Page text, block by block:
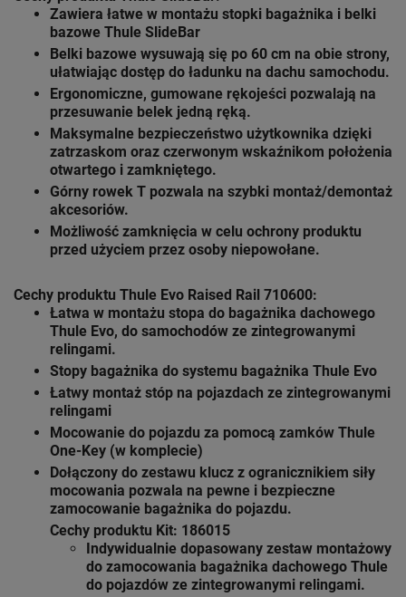
Zawiera łatwe w montażu stopki bagażnika i belki
bazowe Thule SlideBar
Belki bazowe wysuwają się po 60 cm na obie strony,
ułatwiając dostęp do ładunku na dachu samochodu.
Ergonomiczne, gumowane rękojeści pozwalają na
przesuwanie belek jedną ręką.
Maksymalne bezpieczeństwo użytkownika dzięki
zatrzaskom oraz czerwonym wskaźnikom położenia
otwartego i zamkniętego.
Górny rowek T pozwala na szybki montaż/demontaż
akcesoriów.
Możliwość zamknięcia w celu ochrony produktu
przed użyciem przez osoby niepowołane.
Cechy produktu Thule Evo Raised Rail 710600:
Łatwa w montażu stopa do bagażnika dachowego
Thule Evo, do samochodów ze zintegrowanymi
relingami.
Stopy bagażnika do systemu bagażnika Thule Evo
Łatwy montaż stóp na pojazdach ze zintegrowanymi
relingami
Mocowanie do pojazdu za pomocą zamków Thule
One-Key (w komplecie)
Dołączony do zestawu klucz z ogranicznikiem siły
mocowania pozwala na pewne i bezpieczne
zamocowanie bagażnika do pojazdu.
Cechy produktu Kit: 186015
Indywidualnie dopasowany zestaw montażowy
do zamocowania bagażnika dachowego Thule
do pojazdów ze zintegrowanymi relingami.